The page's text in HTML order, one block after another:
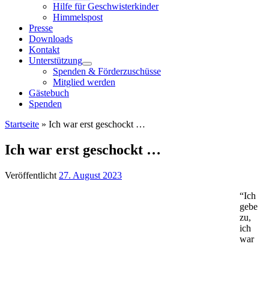
Hilfe für Geschwisterkinder
Himmelspost
Presse
Downloads
Kontakt
Unterstützung
Spenden & Förderzuschüsse
Mitglied werden
Gästebuch
Spenden
Startseite » Ich war erst geschockt …
Ich war erst geschockt …
Veröffentlicht 27. August 2023
“Ich
gebe
zu,
ich
war